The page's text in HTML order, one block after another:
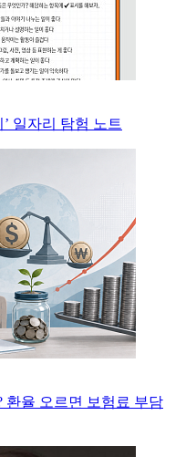
일자리 탐험 노트
환율 오르면 보험료 부담